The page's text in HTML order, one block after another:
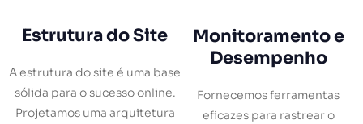
Estrutura do Site
A estrutura do site é uma base
sólida para o sucesso online.
Projetamos uma arquitetura
Monitoramento e
Desempenho
Fornecemos ferramentas
eficazes para rastrear o